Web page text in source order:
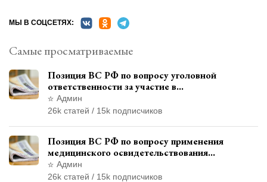
МЫ В СОЦСЕТЯХ:
Самые просматриваемые
Позиция ВС РФ по вопросу уголовной
ответственности за участие в
террористической организации до
официального признания
Админ
26k статей / 15k подписчиков
Позиция ВС РФ по вопросу применения
медицинского освидетельствования
военнослужащих при увольнении с военной
службы
Админ
26k статей / 15k подписчиков